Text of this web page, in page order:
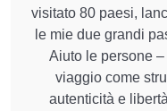
visitato 80 paesi,
le mie due grandi
Aiuto le persone –
viaggio come
autenticità e